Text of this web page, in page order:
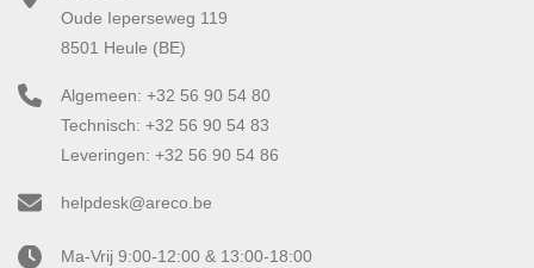
Oude Ieperseweg 119
8501 Heule (BE)
Algemeen: +32 56 90 54 80
Technisch: +32 56 90 54 83
Leveringen: +32 56 90 54 86
helpdesk@areco.be
Ma-Vrij 9:00-12:00 & 13:00-18:00